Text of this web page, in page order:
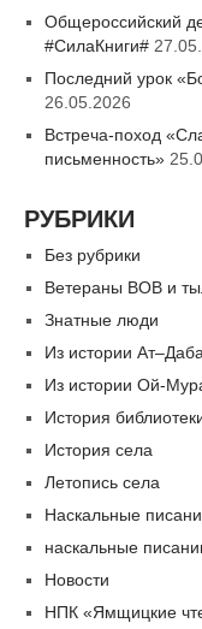
Общероссийский
#СилаКниги#
Последний урок
26.05.2026
Встреча-поход
письменность»
РУБРИКИ
Без рубрики
Ветераны ВОВ и
Знатные люди
Из истории
Из истории Ой-
История
История села
Летопись села
Наскальные
наскальные
Новости
НПК «Ямщицкие